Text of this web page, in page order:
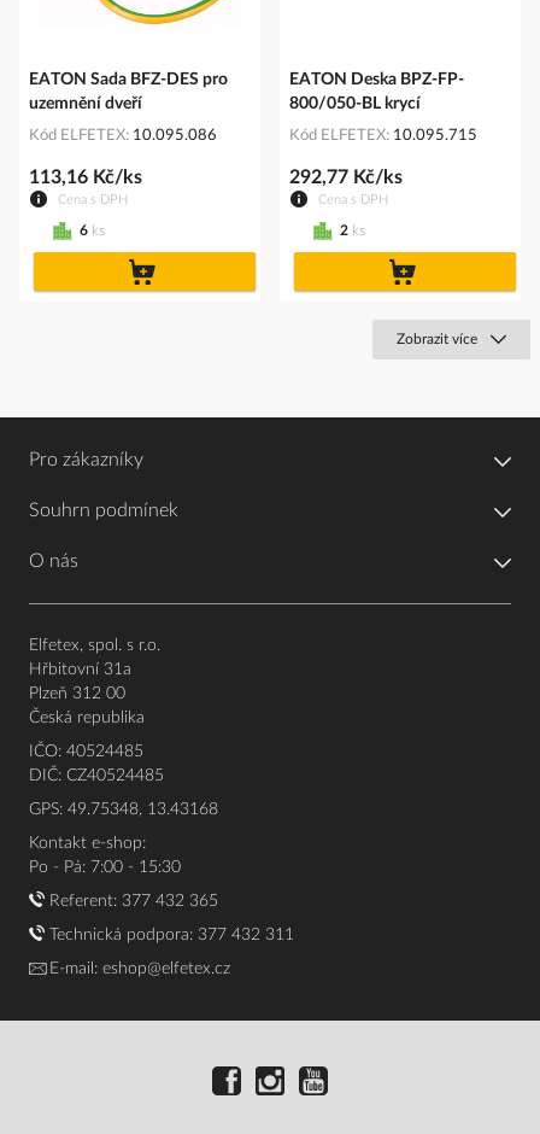
EATON Sada BFZ-DES pro
uzemnění dveří
Kód ELFETEX 10.095.086
Cena s DPH
113,16 Kč/ks
6 ks
EATON Deska BPZ-FP-
800/050-BL krycí
Kód ELFETEX 10.095.715
Cena s DPH
292,77 Kč/ks
2 ks
Zobrazit více
Pro zákazníky
Souhrn podmínek
O nás
Elfetex, spol. s r.o.
Hřbitovní 31a
Plzeň 312 00
Česká republika
IČO: 40524485
DIČ: CZ40524485
GPS: 49.75348, 13.43168
Kontakt e-shop:
Po - Pá: 7:00 - 15:30
Referent: 377 432 365
Technická podpora: 377 432 311
E-mail: eshop@elfetex.cz